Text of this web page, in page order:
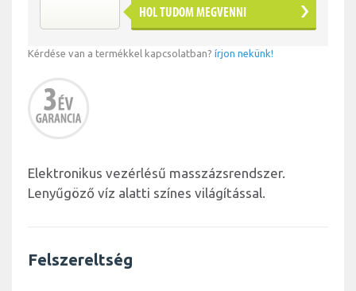
HOL TUDOM MEGVENNI
Kérdése van a termékkel kapcsolatban? írjon nekünk!
Elektronikus vezérlésű masszázsrendszer.
Lenyűgöző víz alatti színes világítással.
Felszereltség